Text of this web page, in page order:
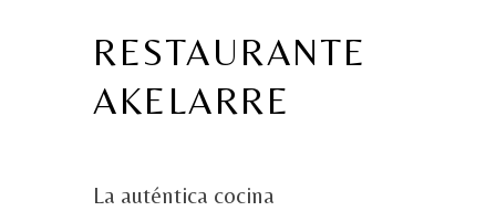
RESTAURANTE
AKELARRE
La auténtica cocina